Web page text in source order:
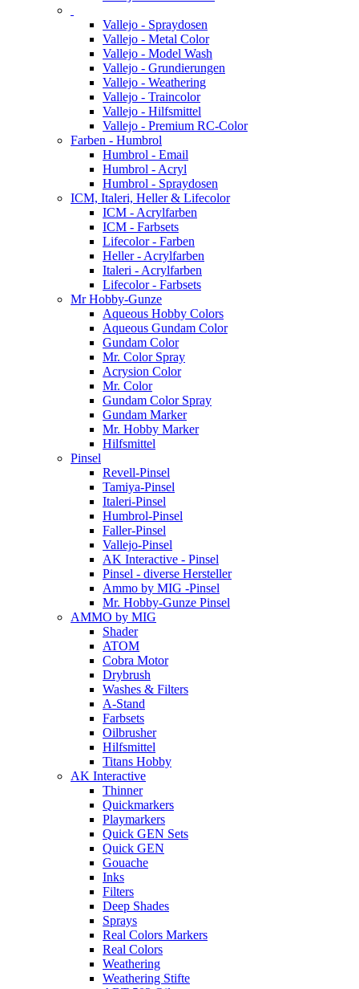
Vallejo - Spraydosen
Vallejo - Metal Color
Vallejo - Model Wash
Vallejo - Grundierungen
Vallejo - Weathering
Vallejo - Traincolor
Vallejo - Hilfsmittel
Vallejo - Premium RC-Color
Farben - Humbrol
Humbrol - Email
Humbrol - Acryl
Humbrol - Spraydosen
ICM, Italeri, Heller & Lifecolor
ICM - Acrylfarben
ICM - Farbsets
Lifecolor - Farben
Heller - Acrylfarben
Italeri - Acrylfarben
Lifecolor - Farbsets
Mr Hobby-Gunze
Aqueous Hobby Colors
Aqueous Gundam Color
Gundam Color
Mr. Color Spray
Acrysion Color
Mr. Color
Gundam Color Spray
Gundam Marker
Mr. Hobby Marker
Hilfsmittel
Pinsel
Revell-Pinsel
Tamiya-Pinsel
Italeri-Pinsel
Humbrol-Pinsel
Faller-Pinsel
Vallejo-Pinsel
AK Interactive - Pinsel
Pinsel - diverse Hersteller
Ammo by MIG -Pinsel
Mr. Hobby-Gunze Pinsel
AMMO by MIG
Shader
ATOM
Cobra Motor
Drybrush
Washes & Filters
A-Stand
Farbsets
Oilbrusher
Hilfsmittel
Titans Hobby
AK Interactive
Thinner
Quickmarkers
Playmarkers
Quick GEN Sets
Quick GEN
Gouache
Inks
Filters
Deep Shades
Sprays
Real Colors Markers
Real Colors
Weathering
Weathering Stifte